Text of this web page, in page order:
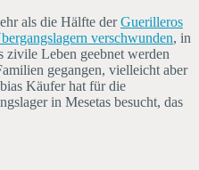
als die Hälfte derGuerilleros
verschwunden, in
zivile Leben geebnet werden
gegangen, vielleicht aber
Käufer hat für die
in Mesetas besucht, das